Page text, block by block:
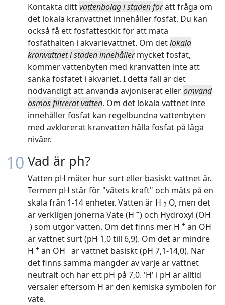
Kontakta dittvattenbolag i staden föratt fråga om
det lokala kranvattnet innehåller fosfat. Du kan
också få ett fosfattestkit för att mäta
fosfathalten i akvarievattnet. Om detlokala
kranvattnet i staden innehållermycket fosfat,
kommer vattenbyten med kranvatten inte att
sänka fosfatet i akvariet. I detta fall är det
nödvändigt att använda avjoniserat elleromvänd
osmos filtrerat vatten. Om det lokala vattnet inte
innehåller fosfat kan regelbundna vattenbyten
med avklorerat kranvatten hålla fosfat på låga
nivåer.
10 Vad är ph?
Vatten pH mäter hur surt eller basiskt vattnet är.
Termen pH står för "vätets kraft" och mäts på en
skala från 1-14 enheter. Vatten är H 2 O, men det
är verkligen jonerna Väte (H +) och Hydroxyl (OH
-) som utgör vatten. Om det finns mer H + än OH -
är vattnet surt (pH 1,0 till 6,9). Om det är mindre
H + än OH - är vattnet basiskt (pH 7,1-14,0). När
det finns samma mängder av varje är vattnet
neutralt och har ett pH på 7,0. 'H' i pH är alltid
versaler eftersom H är den kemiska symbolen för
väte.